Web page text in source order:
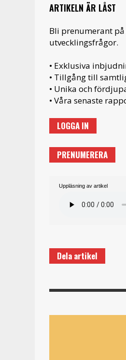
ARTIKELN ÄR LÅST
Bli prenumerant
utvecklingsfrågor.
• Exklusiva
• Tillgång till
• Unika och
• Våra senaste
LOGGA IN
PRENUMERERA
Uppläsning av artikel
Dela artikel